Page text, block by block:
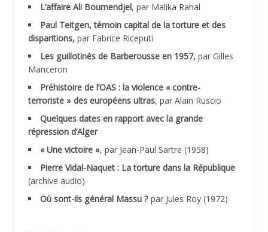
ADALMI
ADANE Ramdane *
ADDAD
ADDALA Boualem*
ADDANE
ADDECHE Rachid
L’affaire Ali Boumendjel, par Malika Rahal
Paul Teitgen, témoin capital de la torture et des
disparitions, par Fabrice Riceputi
Les guillotinés de Barberousse en 1957, par Gilles
Manceron
Préhistoire de l’OAS : la violence « contre-
terroriste » des européens ultras, par Alain Ruscio
Quelques dates en rapport avec la grande
répression d’Alger
« Une victoire », par Jean-Paul Sartre (1958)
Pierre Vidal-Naquet : La torture dans la République
(archive audio)
Où sont-ils général Massu ? par Jules Roy (1972)